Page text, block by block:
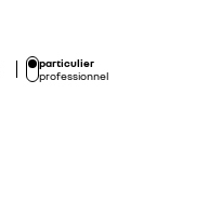
particulier
professionnel